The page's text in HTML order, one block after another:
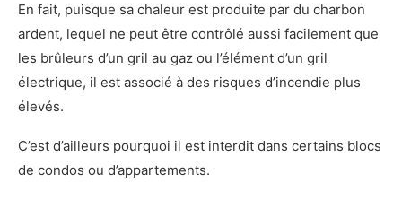
En fait, puisque sa chaleur est produite par du charbon
ardent, lequel ne peut être contrôlé aussi facilement que
les brûleurs d’un gril au gaz ou l’élément d’un gril
électrique, il est associé à des risques d’incendie plus
élevés.
C’est d’ailleurs pourquoi il est interdit dans certains blocs
de condos ou d’appartements.